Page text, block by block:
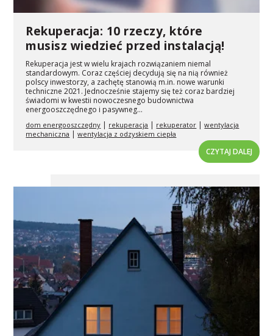
Rekuperacja: 10 rzeczy, które
musisz wiedzieć przed instalacją!
Rekuperacja jest w wielu krajach rozwiązaniem niemal
standardowym. Coraz częściej decydują się na nią również
polscy inwestorzy, a zachętę stanowią m.in. nowe warunki
techniczne 2021. Jednocześnie stajemy się też coraz bardziej
świadomi w kwestii nowoczesnego budownictwa
energooszczędnego i pasywneg...
dom energooszczędny | rekuperacja | rekuperator |wentylacja
mechaniczna |wentylacja z odzyskiem ciepła
CZYTAJ DALEJ